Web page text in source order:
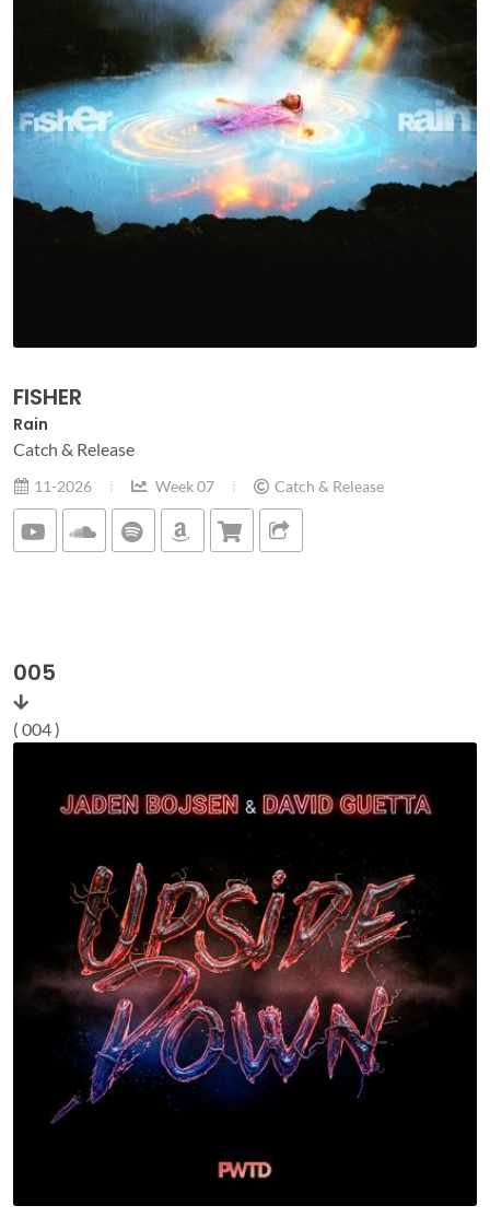
FISHER
Rain
Catch & Release
11-2026 Week 07 Catch & Release
005
( 004 )